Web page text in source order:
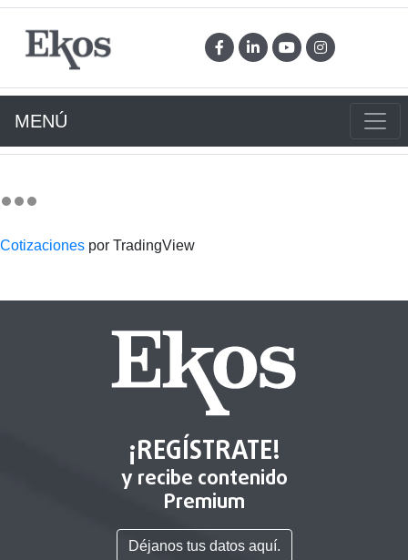
MENÚ
Cotizaciones por TradingView
¡REGÍSTRATE!
y recibe contenido
Premium
Déjanos tus datos aquí.